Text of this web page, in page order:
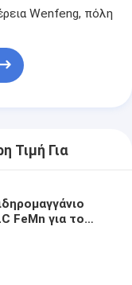
Wenfeng, πόλη
Τιμή Για
FeMn για το